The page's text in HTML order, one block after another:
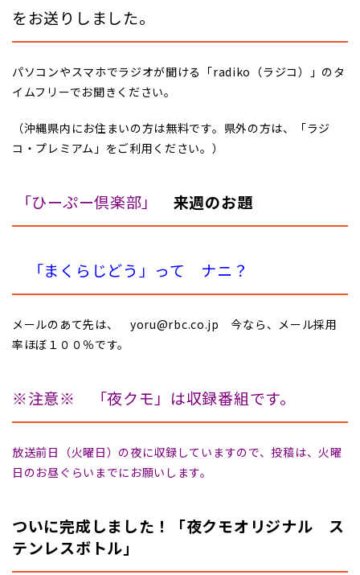
をお送りしました。
パソコンやスマホでラジオが聞ける「radiko（ラジコ）」のタ
イムフリーでお聞きください。
（沖縄県内にお住まいの方は無料です。県外の方は、「ラジ
コ・プレミアム」をご利用ください。）
「ひーぷー倶楽部」 来週のお題
「まくらじどう」って ナニ？
メールのあて先は、 yoru@rbc.co.jp 今なら、メール採用
率ほぼ１００％です。
※注意※ 「夜クモ」は収録番組です。
放送前日（火曜日）の夜に収録していますので、投稿は、火曜
日のお昼ぐらいまでにお願いします。
ついに完成しました！「夜クモオリジナル ス
テンレスボトル」